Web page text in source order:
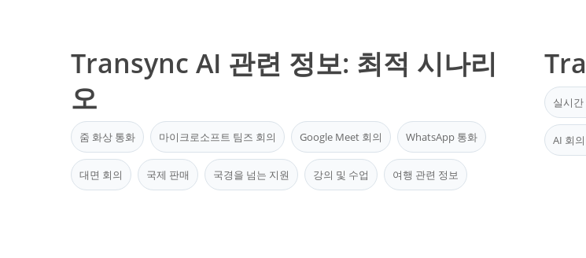
Transync AI 관련 정보: 최적 시나리
오
줌 화상 통화 마이크로소프트 팀즈 회의 Google Meet 회의 WhatsApp 통화
대면 회의 국제 판매 국경을 넘는 지원 강의 및 수업 여행 관련 정보
실시간
AI 회